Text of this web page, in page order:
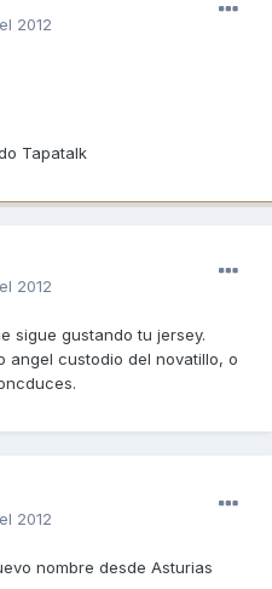
2012
Tapatalk
2012
sigue gustando tu jersey.
angel custodio del novatillo, o
2012
nombre desde Asturias